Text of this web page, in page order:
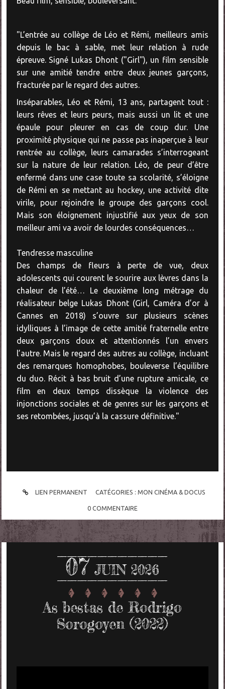
"L’entrée au collège de Léo et Rémi, meilleurs amis
depuis le bac à sable, met leur relation à rude
épreuve. Signé Lukas Dhont ("Girl"), un film sensible
sur une amitié tendre entre deux jeunes garçons,
fracturée par le regard des autres.
Inséparables, Léo et Rémi, 13 ans, partagent tout :
leurs rêves et leurs peurs, mais aussi un lit et une
épaule pour pleurer en cas de coup dur. Une
proximité physique qui ne passe pas inaperçue à leur
rentrée au collège, leurs camarades s’interrogeant
sur la nature de leur relation. Léo, de peur d’être
enfermé dans une case toute sa scolarité, s’éloigne
de Rémi en se mettant au hockey, une activité dite
virile, pour rejoindre le groupe des garçons cool.
Mais son éloignement injustifié aux yeux de son
meilleur ami va avoir de lourdes conséquences…
Tendresse masculine
Des champs de fleurs à perte de vue, deux
adolescents qui courent le sourire aux lèvres dans la
chaleur de l’été… Le deuxième long métrage du
réalisateur belge Lukas Dhont (Girl, Caméra d’or à
Cannes en 2018) s’ouvre sur plusieurs scènes
idylliques à l’image de cette amitié fraternelle entre
deux garçons doux et attentionnés l’un envers
l’autre. Mais le regard des autres au collège, incluant
des remarques homophobes, bouleverse l’équilibre
du duo. Récit à bas bruit d’une rupture amicale, ce
film en deux temps dissèque la violence des
injonctions sociales et de genres sur les garçons et
ses retombées, jusqu’à la cassure définitive."
LIEN PERMANENT CATÉGORIES : MON CINÉMA & DOCUS
0 COMMENTAIRE
07 JUIN 2026
As bestas de Rodrigo
Sorogoyen (2022)